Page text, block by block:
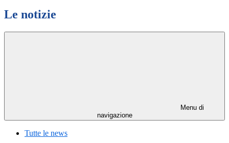
Le notizie
Menu di
navigazione
Tutte le news